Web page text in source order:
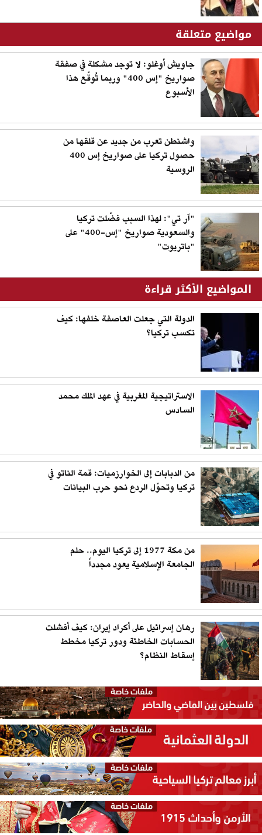
مواضيع متعلقة
جاويش أوغلو: لا توجد مشكلة في صفقة
صواريخ "إس 400" وربما تُوقّع هذا
الأسبوع
واشنطن تعرب من جديد عن قلقها من
حصول تركيا على صواريخ إس 400
الروسية
"آر تي": لهذا السبب فضّلت تركيا
والسعودية صواريخ "إس-400" على
"باتريوت"
المواضيع الأكثر قراءة
الدولة التي جعلت العاصفة خلفها: كيف
تكسب تركيا؟
الاستراتيجية المغربية في عهد الملك محمد
السادس
من الدبابات إلى الخوارزميات: قمة الناتو في
تركيا وتحوّل الردع نحو حرب البيانات
من مكة 1977 إلى تركيا اليوم.. حلم
الجامعة الإسلامية يعود مجدداً
رهان إسرائيل على أكراد إيران: كيف أفشلت
الحسابات الخاطئة ودور تركيا مخطط
إسقاط النظام؟